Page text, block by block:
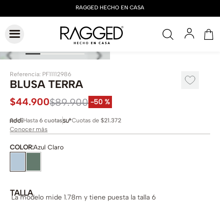
Referencia: PF11112986
BLUSA TERRA
$44.900$89.900 -50 %
Hasta 6 cuotas Cuotas de $21.372
Conocer más
COLOR:Azul Claro
TALLA
La modelo mide 1.78m y tiene puesta la talla 6